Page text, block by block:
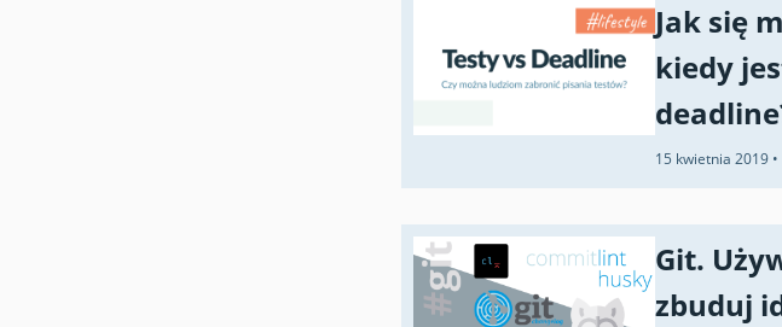
Jak się
kiedy
15 kwietnia 2019 •
Git.
zbuduj